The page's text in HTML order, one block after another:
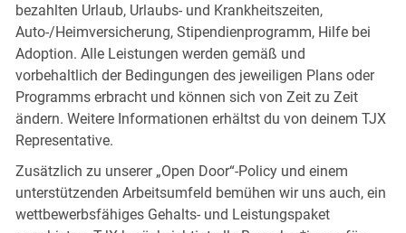
bezahlten Urlaub, Urlaubs- und Krankheitszeiten,
Auto-/Heimversicherung, Stipendienprogramm, Hilfe bei
Adoption. Alle Leistungen werden gemäß und
vorbehaltlich der Bedingungen des jeweiligen Plans oder
Programms erbracht und können sich von Zeit zu Zeit
ändern. Weitere Informationen erhältst du von deinem TJX
Representative.
Zusätzlich zu unserer „Open Door“-Policy und einem
unterstützenden Arbeitsumfeld bemühen wir uns auch, ein
wettbewerbsfähiges Gehalts- und Leistungspaket